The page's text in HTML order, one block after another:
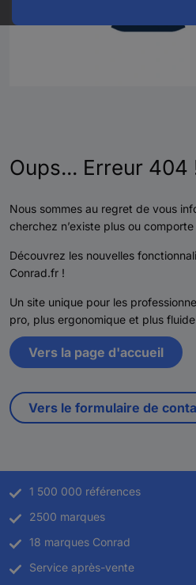
Oups... Erreur 404
Nous sommes au regret de vous
cherchez n’existe plus ou
Découvrez les nouvelles
Conrad.fr !
Un site unique pour les
pro, plus ergonomique et plus
Vers la page d'accueil
Vers le formulaire de
1 500 000 références
2500 marques
18 marques Conrad
Service après-vente